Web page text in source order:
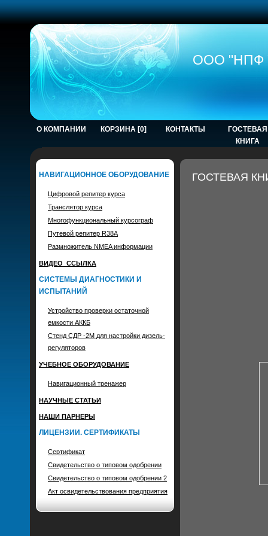
ООО "НПФ
О КОМПАНИИ КОРЗИНА [0] КОНТАКТЫ
ГОСТЕВАЯ
КНИГА
НАВИГАЦИОННОЕ ОБОРУДОВАНИЕ
Цифровой репитер курса
Транслятор курса
Многофункциональный курсограф
Путевой репитер R38A
Размножитель NMEA информации
ВИДЕО_ССЫЛКА
СИСТЕМЫ ДИАГНОСТИКИ И
ИСПЫТАНИЙ
Устройство проверки остаточной
емкости АККБ
Стенд СДР -2М для настройки дизель-
регуляторов
УЧЕБНОЕ ОБОРУДОВАНИЕ
Навигационный тренажер
НАУЧНЫЕ СТАТЬИ
НАШИ ПАРНЕРЫ
ЛИЦЕНЗИИ. СЕРТИФИКАТЫ
Сертификат
Свидетельство о типовом одобрении
Свидетельство о типовом одобрении 2
Акт освидетельствования предприятия
ГОСТЕВАЯ